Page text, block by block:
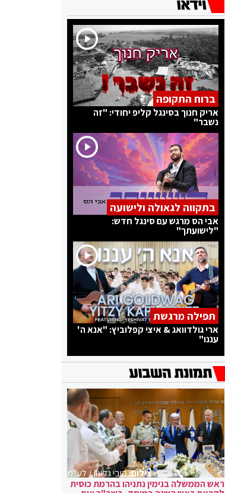
ברוח התקופה
אריק חנוך בסינגל קליפ יחודי: "זה
נשבר"
בתקווה לגאולה ולישועה
אבי הס מרגש עם סינגל חדש:
"לישועתך"
תפילה מרגשת
ארי גולדוואג & איצי קפלוביץ: "אנא ה'
עננו"
צילום:קובי גדעון / לע"מ
ראש הממשלה בנימין נתניהו בהרמת כוסית